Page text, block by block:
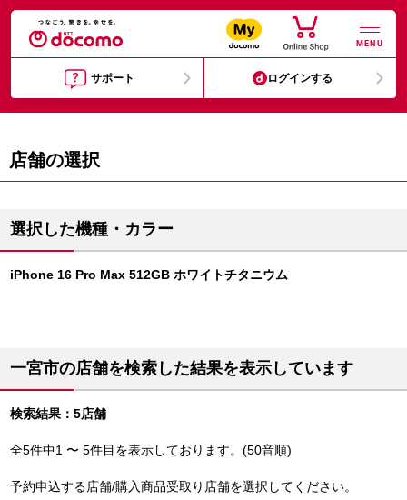
MENU
サポート ログインする
店舗の選択
選択した機種・カラー
iPhone 16 Pro Max 512GB ホワイトチタニウム
一宮市の店舗を検索した結果を表示しています
検索結果：5店舗
全5件中1 〜 5件目を表示しております。(50音順)
予約申込する店舗/購入商品受取り店舗を選択してください。